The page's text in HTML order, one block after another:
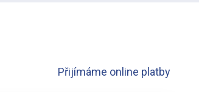
Přijímáme online platby